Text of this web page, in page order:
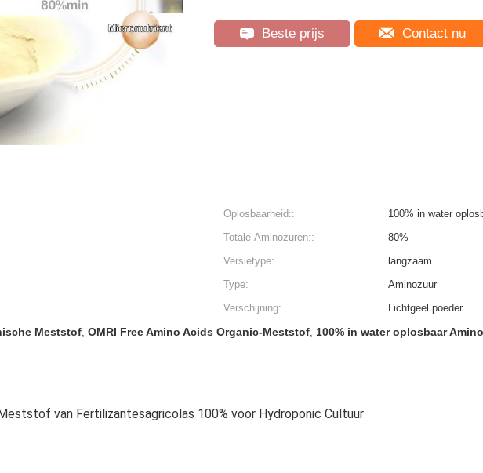
Beste prijs Contact nu
Oplosbaarheid::
100% in water
Totale Aminozuren::
80%
Versietype:
langzaam
Type:
Aminozuur
Verschijning:
Lichtgeel poeder
Meststof, OMRI Free Amino Acids Organic-Meststof, 100% in water oplosbaar
van Fertilizantesagricolas 100% voor Hydroponic Cultuur